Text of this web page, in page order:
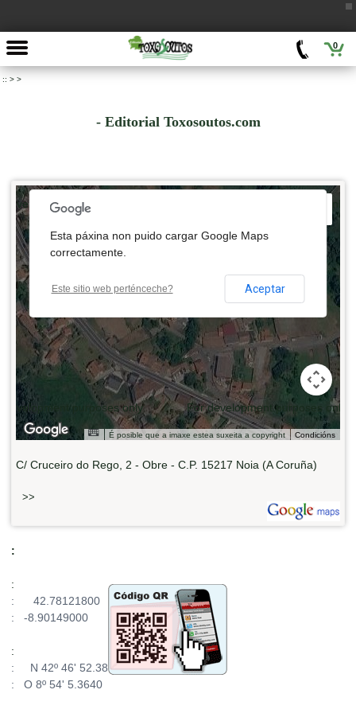
0
:: > >
- Editorial Toxosoutos.com
For development purposes only
For development purposes only
development purposes only
development purposes only
É posible que a imaxe estea suxeita a copyright Condicións
Esta páxina non puido cargar Google Maps
correctamente.
Este sitio web perténceche? Aceptar
C/ Cruceiro do Rego, 2 - Obre - C.P. 15217 Noia (A Coruña)
>>
:
:
: 42.78121800
: -8.90149000
:
: N 42º 46' 52.38
: O 8º 54' 5.3640